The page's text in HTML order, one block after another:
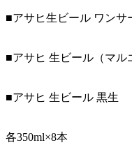
■アサヒ生ビール ワンサ
■アサヒ 生ビール（マル
■アサヒ 生ビール 黒生
各350ml×8本